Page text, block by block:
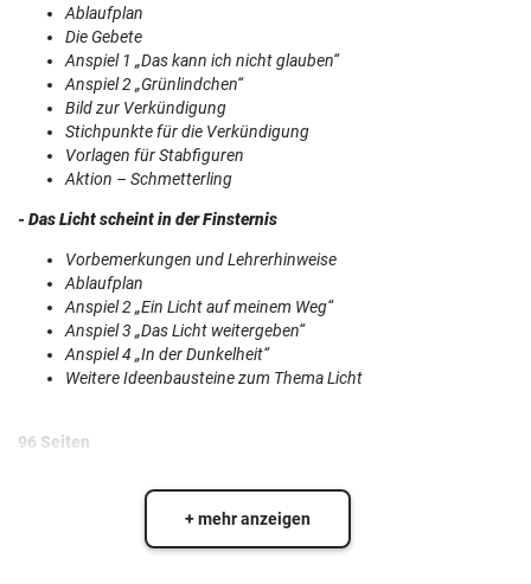
Ablaufplan
Die Gebete
Anspiel 1 „Das kann ich nicht glauben“
Anspiel 2 „Grünlindchen“
Bild zur Verkündigung
Stichpunkte für die Verkündigung
Vorlagen für Stabfiguren
Aktion – Schmetterling
- Das Licht scheint in der Finsternis
Vorbemerkungen und Lehrerhinweise
Ablaufplan
Anspiel 2 „Ein Licht auf meinem Weg“
Anspiel 3 „Das Licht weitergeben“
Anspiel 4 „In der Dunkelheit“
Weitere Ideenbausteine zum Thema Licht
96 Seiten
+ mehr anzeigen